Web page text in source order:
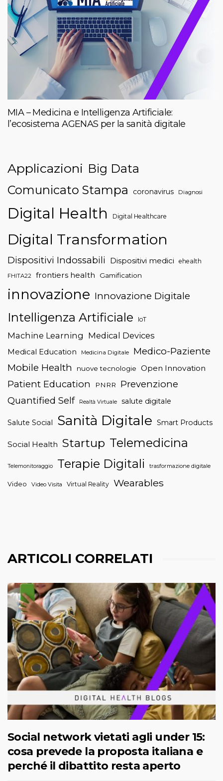
MIA – Medicina e Intelligenza Artificiale:
l’ecosistema AGENAS per la sanità digitale
Applicazioni Big Data
Comunicato Stampa
coronavirus Diagnosi
Digital Health Digital Healthcare
Digital Transformation
Dispositivi Indossabili Dispositivi medici ehealth
FHITA22 frontiers health Gamification
innovazione Innovazione Digitale
Intelligenza Artificiale IoT
Machine Learning Medical Devices
Medical Education Medicina Digitale
Medico-Paziente
Mobile Health
nuove tecnologie Open Innovation
Patient Education PNRR
Prevenzione
Quantified Self
Realtà Virtuale salute digitale
Salute Social Sanità Digitale Smart Products
Social Health Startup Telemedicina
Telemonitoraggio Terapie Digitali trasformazione digitale
Video Video Visita Virtual Reality Wearables
ARTICOLI CORRELATI
Social network vietati agli under 15:
cosa prevede la proposta italiana e
perché il dibattito resta aperto